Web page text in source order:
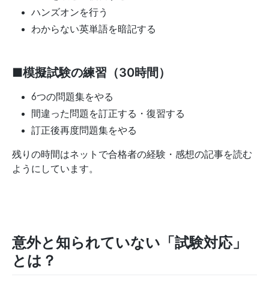
ハンズオンを行う
わからない英単語を暗記する
■模擬試験の練習（30時間）
6つの問題集をやる
間違った問題を訂正する・復習する
訂正後再度問題集をやる
残りの時間はネットで合格者の経験・感想の記事を読む
ようにしています。
意外と知られていない「試験対応」
とは？